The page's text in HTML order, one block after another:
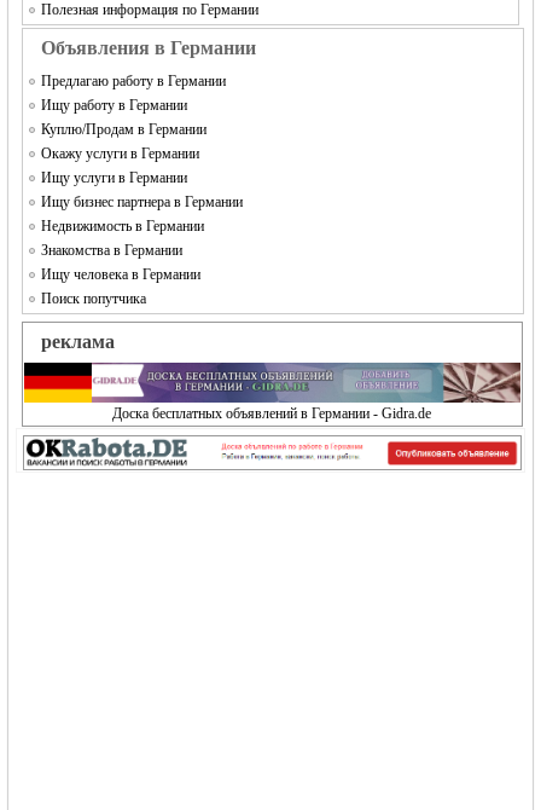
Полезная информация по Германии
Объявления в Германии
Предлагаю работу в Германии
Ищу работу в Германии
Куплю/Продам в Германии
Окажу услуги в Германии
Ищу услуги в Германии
Ищу бизнес партнера в Германии
Недвижимость в Германии
Знакомства в Германии
Ищу человека в Германии
Поиск попутчика
реклама
Доска бесплатных объявлений в Германии - Gidra.de